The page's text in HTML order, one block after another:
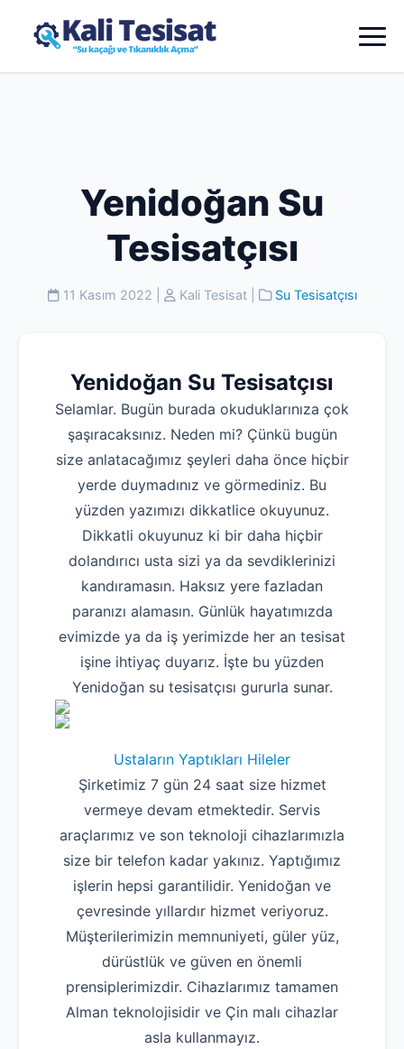
Yenidoğan Su
Tesisatçısı
11 Kasım 2022 Kali Tesisat| Su Tesisatçısı
Yenidoğan Su Tesisatçısı
Selamlar. Bugün burada okuduklarınıza çok
şaşıracaksınız. Neden mi? Çünkü bugün
size anlatacağımız şeyleri daha önce hiçbir
yerde duymadınız ve görmediniz. Bu
yüzden yazımızı dikkatlice okuyunuz.
Dikkatli okuyunuz ki bir daha hiçbir
dolandırıcı usta sizi ya da sevdiklerinizi
kandıramasın. Haksız yere fazladan
paranızı alamasın. Günlük hayatımızda
evimizde ya da iş yerimizde her an tesisat
işine ihtiyaç duyarız. İşte bu yüzden
Yenidoğan su tesisatçısı gururla sunar.
Ustaların Yaptıkları Hileler
Şirketimiz 7 gün 24 saat size hizmet
vermeye devam etmektedir. Servis
araçlarımız ve son teknoloji cihazlarımızla
size bir telefon kadar yakınız. Yaptığımız
işlerin hepsi garantilidir. Yenidoğan ve
çevresinde yıllardır hizmet veriyoruz.
Müşterilerimizin memnuniyeti, güler yüz,
dürüstlük ve güven en önemli
prensiplerimizdir. Cihazlarımız tamamen
Alman teknolojisidir ve Çin malı cihazlar
asla kullanmayız.